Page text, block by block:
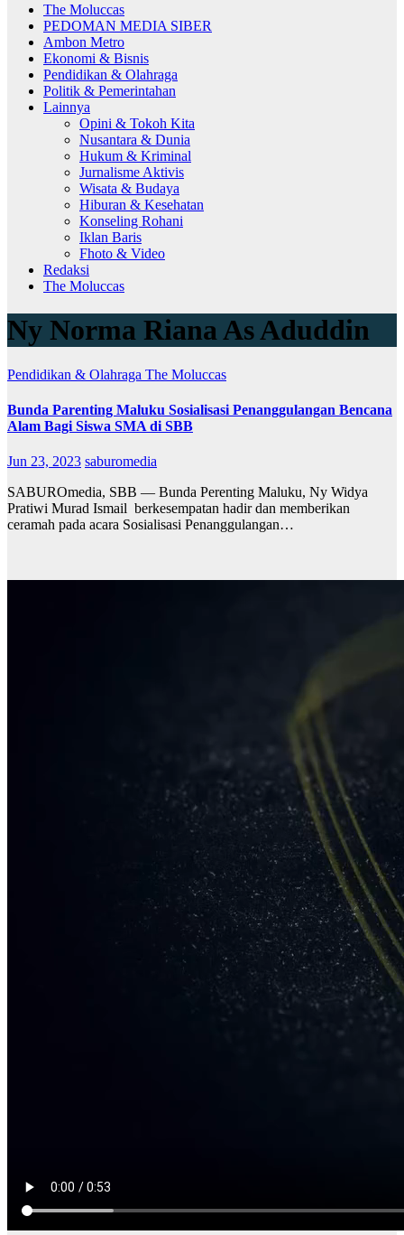
The Moluccas
PEDOMAN MEDIA SIBER
Ambon Metro
Ekonomi & Bisnis
Pendidikan & Olahraga
Politik & Pemerintahan
Lainnya
Opini & Tokoh Kita
Nusantara & Dunia
Hukum & Kriminal
Jurnalisme Aktivis
Wisata & Budaya
Hiburan & Kesehatan
Konseling Rohani
Iklan Baris
Fhoto & Video
Redaksi
The Moluccas
Ny Norma Riana As Aduddin
Pendidikan & Olahraga The Moluccas
Bunda Parenting Maluku Sosialisasi Penanggulangan Bencana
Alam Bagi Siswa SMA di SBB
Jun 23, 2023 saburomedia
SABUROmedia, SBB — Bunda Perenting Maluku, Ny Widya
Pratiwi Murad Ismail berkesempatan hadir dan memberikan
ceramah pada acara Sosialisasi Penanggulangan…